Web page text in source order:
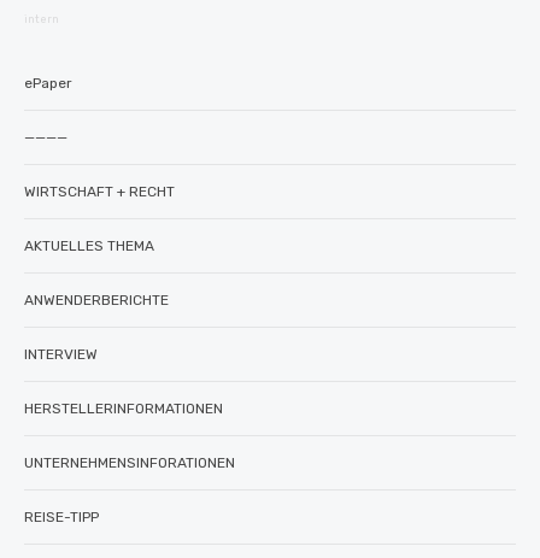
intern
ePaper
————
WIRTSCHAFT + RECHT
AKTUELLES THEMA
ANWENDERBERICHTE
INTERVIEW
HERSTELLERINFORMATIONEN
UNTERNEHMENSINFORATIONEN
REISE-TIPP